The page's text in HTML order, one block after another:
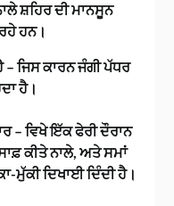
ਸ਼ਹਿਰ ਦੀ ਮਾਨਸੂਨ
ਹਨ।
ਜਿਸ ਕਾਰਨ ਜੰਗੀ ਪੱਧਰ
ਹੈ।
– ਵਿਖੇ ਇੱਕ ਫੇਰੀ ਦੌਰਾਨ
ਕੀਤੇ ਨਾਲੇ, ਅਤੇ ਸਮਾਂ
ਮੁੱਕੀ ਦਿਖਾਈ ਦਿੰਦੀ ਹੈ।